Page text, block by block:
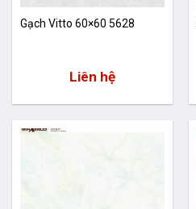
Gạch Vitto 60×60 5628
Liên hệ